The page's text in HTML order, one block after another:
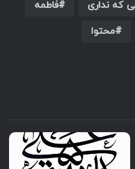
که نداری
فاطمه
محتوا